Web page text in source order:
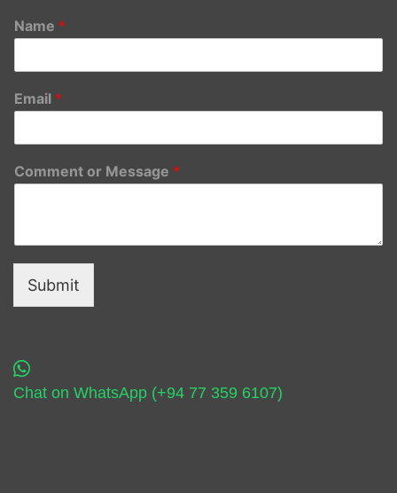
Name *
Email *
Comment or Message *
Submit
Chat on WhatsApp (+94 77 359 6107)